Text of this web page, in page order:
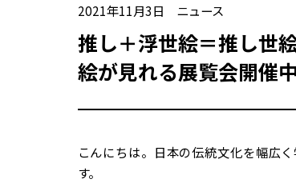
2021年11月3日 ニュース
推し＋浮世絵＝推し世
絵が見れる展覧会開催
こんにちは。日本の伝統文化を幅広
す。